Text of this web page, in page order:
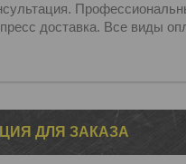
доставка. Все виды
ДЛЯ ЗАКАЗА